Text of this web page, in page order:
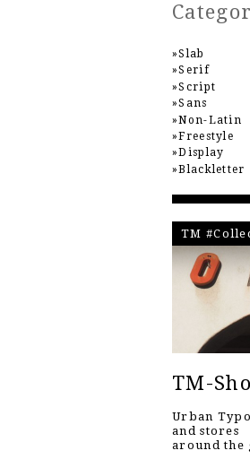
Slab
Serif
Script
Sans
Non-Latin
Freestyle
Display
Blackletter
TM
TM-
Urban
and stores
around the